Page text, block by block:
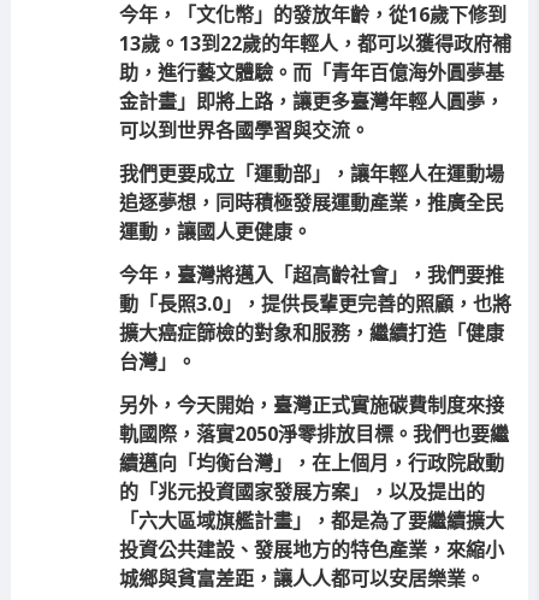
今年，「文化幣」的發放年齡，從16歲下修到
13歲。13到22歲的年輕人，都可以獲得政府補
助，進行藝文體驗。而「青年百億海外圓夢基
金計畫」即將上路，讓更多臺灣年輕人圓夢，
可以到世界各國學習與交流。
我們更要成立「運動部」，讓年輕人在運動場
追逐夢想，同時積極發展運動產業，推廣全民
運動，讓國人更健康。
今年，臺灣將邁入「超高齡社會」，我們要推
動「長照3.0」，提供長輩更完善的照顧，也將
擴大癌症篩檢的對象和服務，繼續打造「健康
台灣」。
另外，今天開始，臺灣正式實施碳費制度來接
軌國際，落實2050淨零排放目標。我們也要繼
續邁向「均衡台灣」，在上個月，行政院啟動
的「兆元投資國家發展方案」，以及提出的
「六大區域旗艦計畫」，都是為了要繼續擴大
投資公共建設、發展地方的特色產業，來縮小
城鄉與貧富差距，讓人人都可以安居樂業。